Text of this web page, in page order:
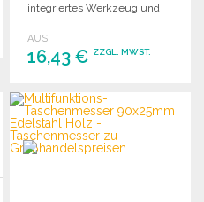
integriertes Werkzeug und
Handhabung. Ideal für
Notfälle und vielseitige
AUS
16,43 € ZZGL. MWST.
BESTELLEN
Angebot anfordern